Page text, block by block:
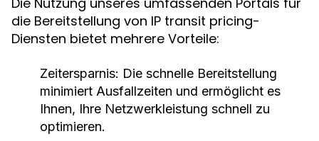
die Bereitstellung von IP transit pricing-
Diensten bietet mehrere Vorteile:
Zeitersparnis: Die schnelle Bereitstellung
minimiert Ausfallzeiten und ermöglicht es
Ihnen, Ihre Netzwerkleistung schnell zu
optimieren.